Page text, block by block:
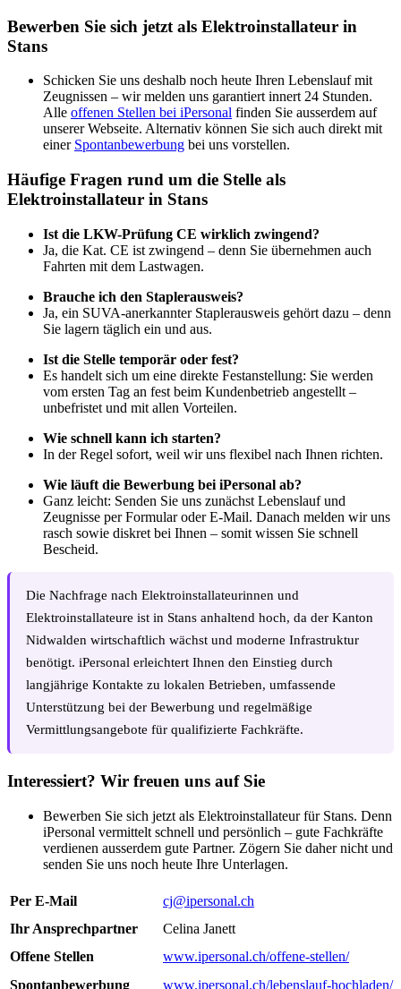
Bewerben Sie sich jetzt als Elektroinstallateur in
Stans
Schicken Sie uns deshalb noch heute Ihren Lebenslauf mit
Zeugnissen – wir melden uns garantiert innert 24 Stunden.
Alle offenen Stellen bei iPersonal finden Sie ausserdem auf
unserer Webseite. Alternativ können Sie sich auch direkt mit
einer Spontanbewerbung bei uns vorstellen.
Häufige Fragen rund um die Stelle als
Elektroinstallateur in Stans
Ist die LKW-Prüfung CE wirklich zwingend?
Ja, die Kat. CE ist zwingend – denn Sie übernehmen auch
Fahrten mit dem Lastwagen.
Brauche ich den Staplerausweis?
Ja, ein SUVA-anerkannter Staplerausweis gehört dazu – denn
Sie lagern täglich ein und aus.
Ist die Stelle temporär oder fest?
Es handelt sich um eine direkte Festanstellung: Sie werden
vom ersten Tag an fest beim Kundenbetrieb angestellt –
unbefristet und mit allen Vorteilen.
Wie schnell kann ich starten?
In der Regel sofort, weil wir uns flexibel nach Ihnen richten.
Wie läuft die Bewerbung bei iPersonal ab?
Ganz leicht: Senden Sie uns zunächst Lebenslauf und
Zeugnisse per Formular oder E-Mail. Danach melden wir uns
rasch sowie diskret bei Ihnen – somit wissen Sie schnell
Bescheid.
Die Nachfrage nach Elektroinstallateurinnen und
Elektroinstallateure ist in Stans anhaltend hoch, da der Kanton
Nidwalden wirtschaftlich wächst und moderne Infrastruktur
benötigt. iPersonal erleichtert Ihnen den Einstieg durch
langjährige Kontakte zu lokalen Betrieben, umfassende
Unterstützung bei der Bewerbung und regelmäßige
Vermittlungsangebote für qualifizierte Fachkräfte.
Interessiert? Wir freuen uns auf Sie
Bewerben Sie sich jetzt als Elektroinstallateur für Stans. Denn
iPersonal vermittelt schnell und persönlich – gute Fachkräfte
verdienen ausserdem gute Partner. Zögern Sie daher nicht und
senden Sie uns noch heute Ihre Unterlagen.
Per E-Mail
cj@ipersonal.ch
Ihr Ansprechpartner
Celina Janett
Offene Stellen
www.ipersonal.ch/offene-stellen/
Spontanbewerbung
www.ipersonal.ch/lebenslauf-hochladen/